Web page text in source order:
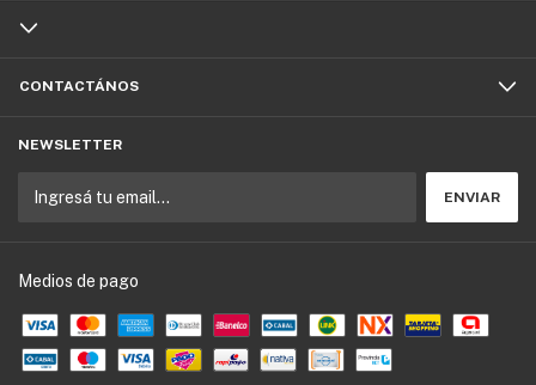
CONTACTÁNOS
NEWSLETTER
Medios de pago